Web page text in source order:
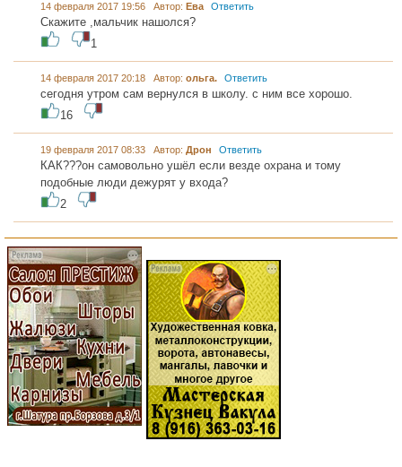
14 февраля 2017 19:56 Автор: Ева Ответить
Скажите ,мальчик нашолся?
1
14 февраля 2017 20:18 Автор: ольга. Ответить
сегодня утром сам вернулся в школу. с ним все хорошо.
16
19 февраля 2017 08:33 Автор: Дрон Ответить
КАК???он самовольно ушёл если везде охрана и тому
подобные люди дежурят у входа?
2